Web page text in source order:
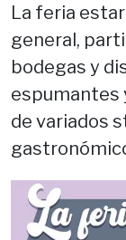
La feria
general,
bodegas y
espumantes
de variados